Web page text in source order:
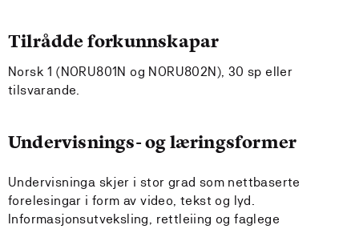
Tilrådde forkunnskapar
Norsk 1 (NORU801N og NORU802N), 30 sp eller
tilsvarande.
Undervisnings- og læringsformer
Undervisninga skjer i stor grad som nettbaserte
forelesingar i form av video, tekst og lyd.
Informasjonsutveksling, rettleiing og faglege